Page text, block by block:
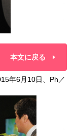
本文に戻る
年6月10日、Ph／